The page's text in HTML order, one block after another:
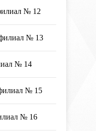
№ 12
№ 13
№ 14
№ 15
№ 16